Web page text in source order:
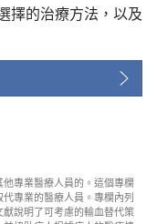
擇的治療方法，以及
專業醫療人員的。這個專欄
專業的醫療人員。專欄內列
說明了可考慮的輸血替代策